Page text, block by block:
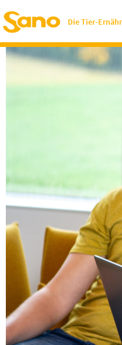
Die Tier-